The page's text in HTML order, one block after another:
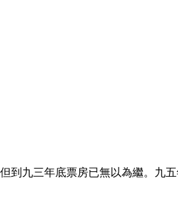
到九三年底票房已無以為繼。九